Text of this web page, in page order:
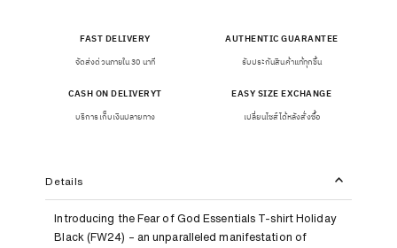
FAST DELIVERY
จัดส่งด่วนภายใน 30 นาที
AUTHENTIC GUARANTEE
รับประกันสินค้าแท้ทุกชิ้น
CASH ON DELIVERYT
บริการเก็บเงินปลายทาง
EASY SIZE EXCHANGE
เปลี่ยนไซส์ได้หลังสั่งซื้อ
Details
Introducing the Fear of God Essentials T-shirt Holiday
Black (FW24) – an unparalleled manifestation of